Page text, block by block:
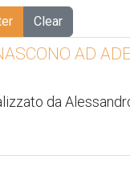
Clear
AD
da